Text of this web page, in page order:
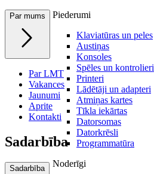
Piederumi
Klaviatūras un peles
Austiņas
Konsoles
Spēles un kontrolieri
Printeri
Lādētāji un adapteri
Atmiņas kartes
Tīkla iekārtas
Datorsomas
Datorkrēsli
Programmatūra
Noderīgi
Par mums
Par LMT
Vakances
Jaunumi
Aprite
Kontakti
Sadarbība
Sadarbība